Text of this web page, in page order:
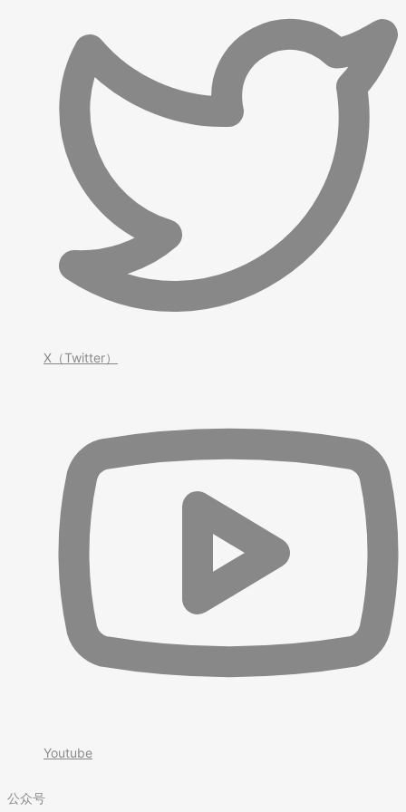
X（Twitter）
Youtube
公众号